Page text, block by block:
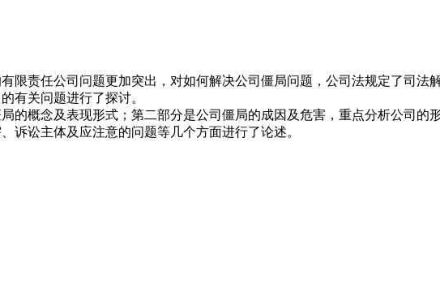
限责任公司问题更加突出，对如何解决公司僵局问题，公司法规定了司法
有关问题进行了探讨。
的概念及表现形式；第二部分是公司僵局的成因及危害，重点分析公司的
诉讼主体及应注意的问题等几个方面进行了论述。